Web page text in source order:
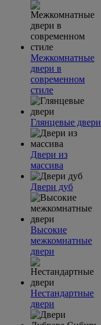
Межкомнатные
двери в
современном
стиле
Глянцевые двери
Двери из
массива
Двери дуб
Высокие
межкомнатные
двери
Нестандартные
двери